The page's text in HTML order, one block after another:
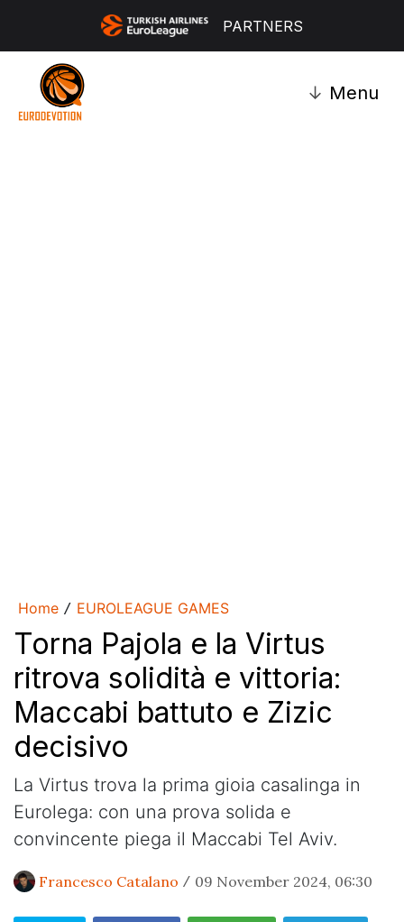
PARTNERS
↓ Menu
Home / EUROLEAGUE GAMES
Torna Pajola e la Virtus
ritrova solidità e vittoria:
Maccabi battuto e Zizic
decisivo
La Virtus trova la prima gioia casalinga in
Eurolega: con una prova solida e
convincente piega il Maccabi Tel Aviv.
Francesco Catalano / 09 November 2024, 06:30